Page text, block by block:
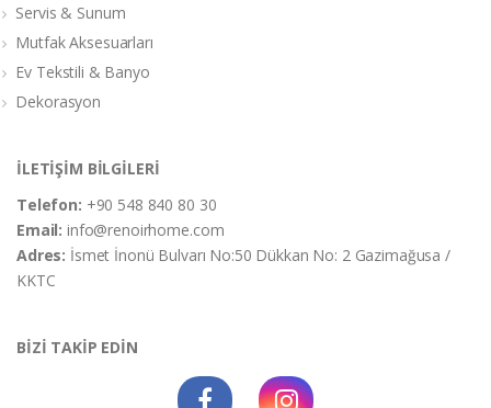
Servis & Sunum
Mutfak Aksesuarları
Ev Tekstili & Banyo
Dekorasyon
İLETİŞİM BİLGİLERİ
Telefon: +90 548 840 80 30
Email:info@renoirhome.com
Adres: İsmet İnonü Bulvarı No:50 Dükkan No: 2 Gazimağusa /
KKTC
BİZİ TAKİP EDİN